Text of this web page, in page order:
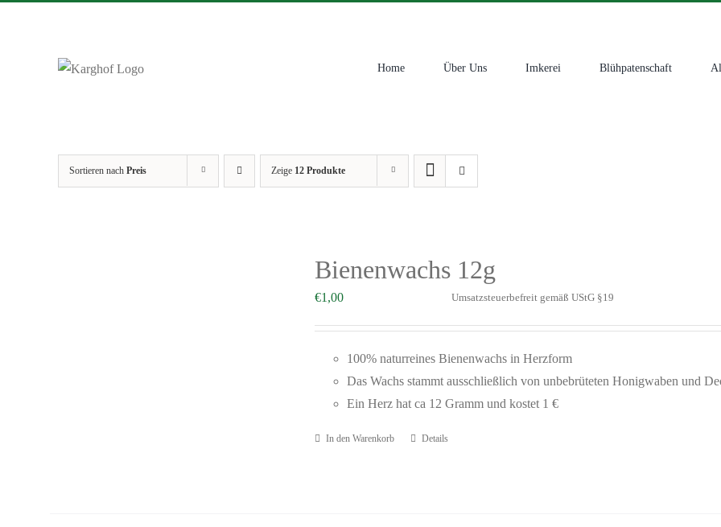
Home Über Uns Imkerei Blühpatenschaft
Sortieren nach Preis Zeige 12 Produkte
Bienenwachs 12g
€1,00 Umsatzsteuerbefreit gemäß UStG §19
100% naturreines Bienenwachs in Herzform
Das Wachs stammt ausschließlich von unbebrüteten Honigwaben und
Ein Herz hat ca 12 Gramm und kostet 1 €
In den Warenkorb Details